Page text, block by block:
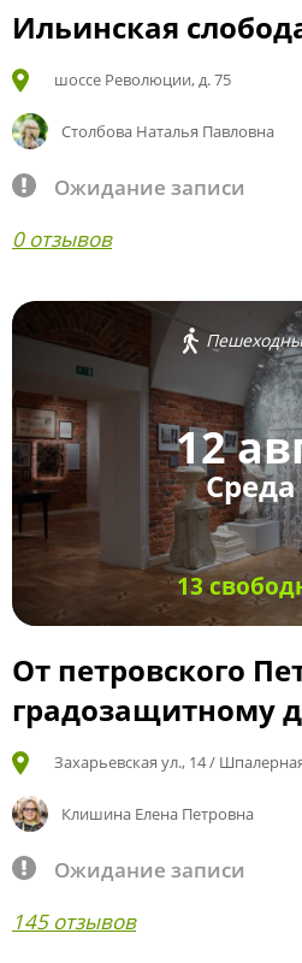
Ильинская
шоссе Революции, д. 75
Столбова Наталья Павловна
Ожидание записи
0 отзывов
12
Среда
13
От петровского
градозащитному
Захарьевская ул., 14 /
Клишина Елена Петровна
Ожидание записи
145 отзывов